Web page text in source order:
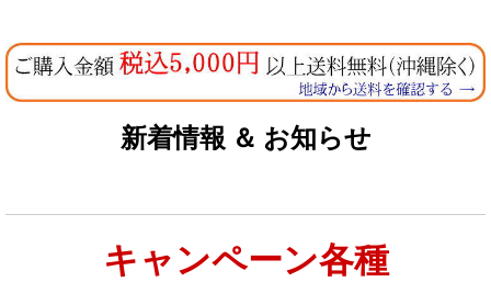
新着情報 ＆ お知らせ
キャンペーン各種